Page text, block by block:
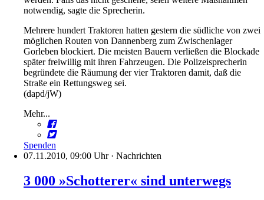
notwendig, sagte die Sprecherin.
Mehrere hundert Traktoren hatten gestern die südliche von zwei
möglichen Routen von Dannenberg zum Zwischenlager
Gorleben blockiert. Die meisten Bauern verließen die Blockade
später freiwillig mit ihren Fahrzeugen. Die Polizeisprecherin
begründete die Räumung der vier Traktoren damit, daß die
Straße ein Rettungsweg sei.
(dapd/jW)
Mehr...
Spenden
07.11.2010, 09:00 Uhr· Nachrichten
3 000 »Schotterer« sind unterwegs